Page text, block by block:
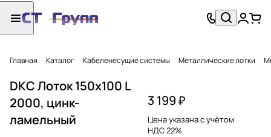
Главная Каталог Кабеленесущие системы Металлические лотки
DKC Лоток 150х100 L
2000, цинк-
ламельный
3 199 ₽
Цена указана с учётом
НДС 22%